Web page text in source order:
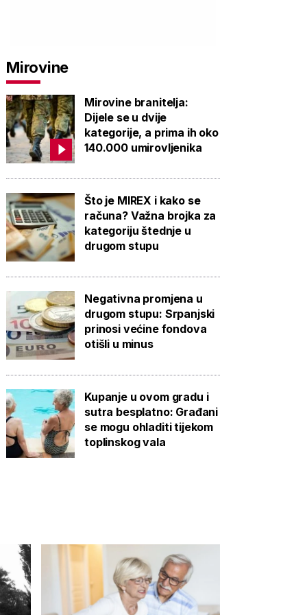
Mirovine
Mirovine branitelja:
Dijele se u dvije
kategorije, a prima ih oko
140.000 umirovljenika
Što je MIREX i kako se
računa? Važna brojka za
kategoriju štednje u
drugom stupu
Negativna promjena u
drugom stupu: Srpanjski
prinosi većine fondova
otišli u minus
Kupanje u ovom gradu i
sutra besplatno: Građani
se mogu ohladiti tijekom
toplinskog vala